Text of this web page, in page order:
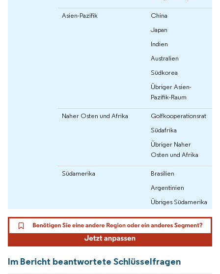
Asien-Pazifik
China
Japan
Indien
Australien
Südkorea
Übriger Asien-
Pazifik-Raum
Naher Osten und Afrika
Golfkooperationsrat
Südafrika
Übriger Naher
Osten und Afrika
Südamerika
Brasilien
Argentinien
Übriges Südamerika
Im Bericht beantwortete Schlüsselfragen